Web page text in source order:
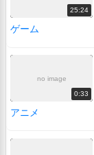
25:24
ゲーム
no image
0:33
アニメ